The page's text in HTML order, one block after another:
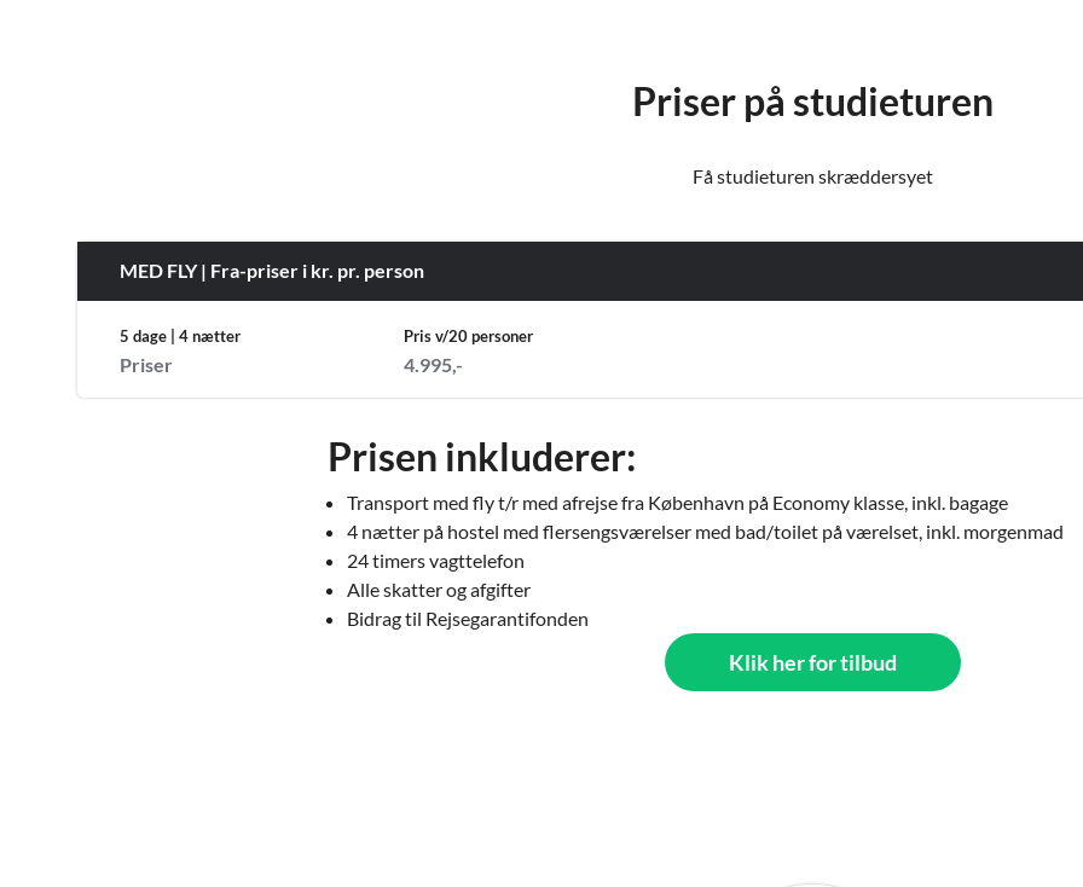
Priser på studieturen
Få studieturen skræddersyet
MED FLY | Fra-priser i kr. pr. person
5 dage | 4 nætter
Priser
Pris v/20 personer
4.995,-
Prisen inkluderer:
Transport med fly t/r med afrejse fra København på Economy klasse, inkl. bagage
4 nætter på hostel med flersengsværelser med bad/toilet på værelset, inkl. morgenmad
24 timers vagttelefon
Alle skatter og afgifter
Bidrag til Rejsegarantifonden
Klik her for tilbud